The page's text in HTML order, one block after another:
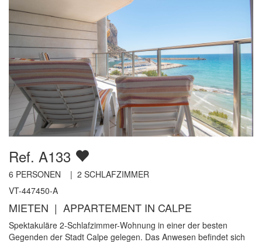
Ref. A133
6 PERSONEN | 2 SCHLAFZIMMER
VT-447450-A
MIETEN | APPARTEMENT IN CALPE
Spektakuläre 2-Schlafzimmer-Wohnung in einer der besten
Gegenden der Stadt Calpe gelegen. Das Anwesen befindet sich